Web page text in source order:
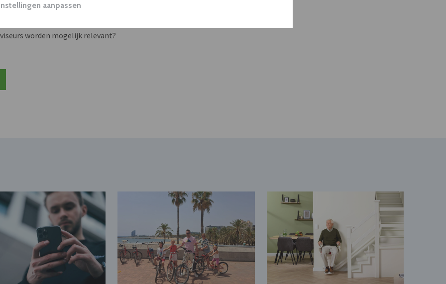
aanpassen
aan dit bedrijf verkopen?
klant worden van deze onderneming?
worden mogelijk relevant?